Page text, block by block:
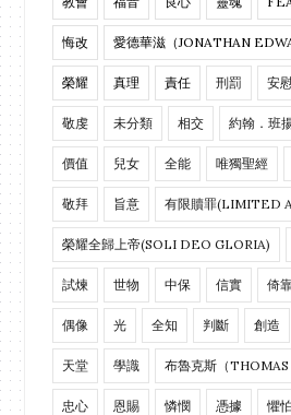
悔改 愛德華滋（JONATHAN
榮耀 真理 責任 刑罰 安
敬虔 未分類 相交 約翰．班
價值 兒女 全能 唯獨聖經
敬拜 旨意 有限贖罪(LIMITED
榮耀全歸上帝(SOLI DEO GLORIA)
試煉 世物 中保 信實 倚
偶像 光 全知 判斷 創造
天堂 學識 布魯克斯（THOMAS
忠心 恩賜 憐憫 憑據 懼怕